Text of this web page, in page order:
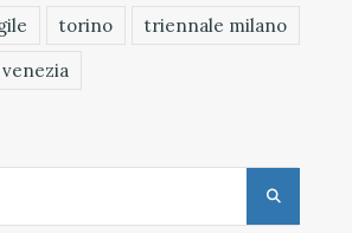
torino
triennale milano
venezia